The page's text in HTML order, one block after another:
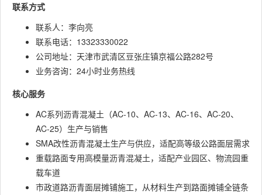
联系方式
联系人：李向亮
联系电话：13323330022
公司地址：天津市武清区豆张庄镇京福公路282号
业务咨询：24小时业务热线
核心服务
AC系列沥青混凝土（AC-10、AC-13、AC-16、AC-20、
AC-25）生产与销售
SMA改性沥青混凝土生产与供应，适配高等级公路面层需求
重载路面专用高模量沥青混凝土，适配产业园区、物流园重
载车道
市政道路沥青面层摊铺施工，从材料生产到路面摊铺全链条